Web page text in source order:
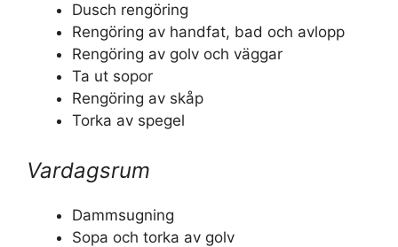
Dusch rengöring
Rengöring av handfat, bad och avlopp
Rengöring av golv och väggar
Ta ut sopor
Rengöring av skåp
Torka av spegel
Vardagsrum
Dammsugning
Sopa och torka av golv